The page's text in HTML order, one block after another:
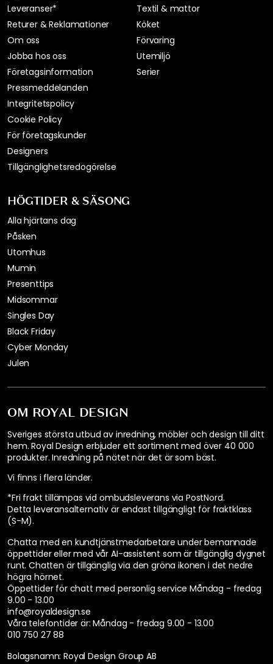
OM ROYAL DESIGN
Sveriges största utbud av inredning, möbler och design till ditt
hem. Royal Design erbjuder ett sortiment med över 40 000
produkter. Inredning på nätet när det är som bäst.
Vi finns i flera länder.
*Fri frakt tillämpas vid ombudsleverans via PostNord.
Detta leveransalternativ är endast tillgängligt för fraktklass
(S-M).
Chatta med en kundtjänstmedarbetare under bemannade
öppettider eller med vår AI-assistent som är tillgänglig dygnet
runt. Chatten är tillgänglig via den gröna ikonen i det nedre
högra hörnet.
Öppettider för chatt med personlig service Måndag - fredag
9.00 - 13.00
info@royaldesign.se
Våra telefontider är: Måndag - fredag 9.00 - 13.00
010 750 27 88
Bolagsnamn: Royal Design Group AB
Leveranser*
Returer & Reklamationer
Om oss
Jobba hos oss
Företagsinformation
Pressmeddelanden
Integritetspolicy
Cookie Policy
För företagskunder
Designers
Tillgänglighetsredogörelse
Textil & mattor
Köket
Förvaring
Utemiljö
Serier
HÖGTIDER & SÄSONG
Alla hjärtans dag
Påsken
Utomhus
Mumin
Presenttips
Midsommar
Singles Day
Black Friday
Cyber Monday
Julen